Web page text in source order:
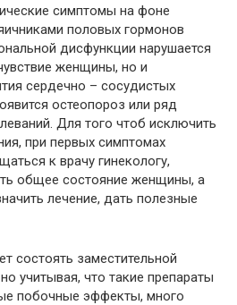
симптомы на фоне
половых гормонов
дисфункции нарушается
женщины, но и
сердечно – сосудистых
остеопороз или ряд
Для того чтоб исключить
при первых симптомах
к врачу гинекологу,
общее состояние женщины, а
лечение, дать полезные
состоять заместительной
учитывая, что такие препараты
побочные эффекты, много